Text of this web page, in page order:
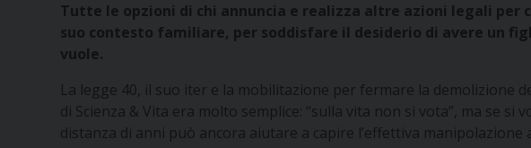
Tutte le opzioni di chi annuncia e realizza altre azioni legali per
suo contesto familiare, per soddisfare il desiderio di avere un
vuole.
La legge 40, il suo iter e la mobilitazione per fermare la demolizione
di Scienza & Vita era molto semplice: “sulla vita non si vota”, ma se
distanza di anni può ancora aiutare a capire l’effettiva